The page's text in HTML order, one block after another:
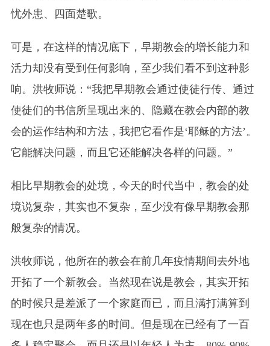
忧外患、四面楚歌。
可是，在这样的情况底下，早期教会的增长能力和
活力却没有受到任何影响，至少我们看不到这种影
响。洪牧师说：“我把早期教会通过使徒行传、通过
使徒们的书信所呈现出来的、隐藏在教会内部的教
会的运作结构和方法，我把它看作是‘耶稣的方法’。
它能解决问题，而且它还能解决各样的问题。”
相比早期教会的处境，今天的时代当中，教会的处
境说复杂，其实也不复杂，至少没有像早期教会那
般复杂的情况。
洪牧师说，他所在的教会在前几年疫情期间去外地
开拓了一个新教会。当然现在说是教会，其实开拓
的时候只是差派了一个家庭而已，而且满打满算到
现在也只是两年多的时间。但是现在已经有了一百